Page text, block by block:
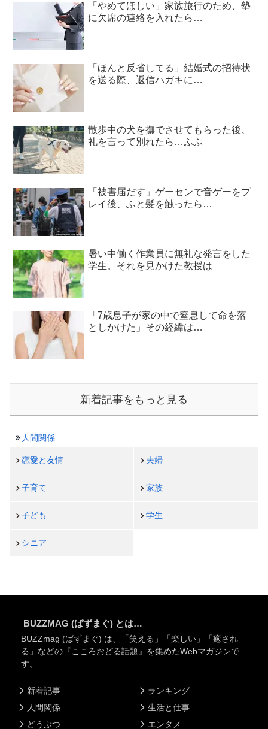
「やめてほしい」家族旅行のため、塾
に欠席の連絡を入れたら…
「ほんと反省してる」結婚式の招待状
を送る際、返信ハガキに…
散歩中の犬を撫でさせてもらった後、
礼を言って別れたら…ふふ
「被害届だす」ゲーセンで音ゲーをプ
レイ後、ふと髪を触ったら…
暑い中働く作業員に無礼な発言をした
学生。それを見かけた教授は
「7歳息子が家の中で窒息して命を落
としかけた」その経緯は…
新着記事をもっと見る
人間関係
恋愛と友情 夫婦
子育て 家族
子ども 学生
シニア
BUZZMAG (ばずまぐ) とは…
BUZZmag (ばずまぐ) は、「笑える」「楽しい」「癒され
る」などの『こころおどる話題』を集めたWebマガジンで
す。
新着記事
人間関係
どうぶつ
ランキング
生活と仕事
エンタメ